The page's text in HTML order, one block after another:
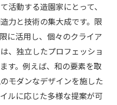
した庭の事例
り入れたデザイン
用の実践
く庭の役割
せる工夫
献としての庭造り
活動する造園家にとって、
力と技術の集大成です。限
に活用し、個々のクライア
、独立したプロフェッショ
す。例えば、和の要素を取
モダンなデザインを施した
ルに応じた多様な提案が可